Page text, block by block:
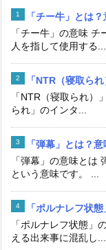
「チー牛」とは
「チー牛」の意味
人を指して使用する...
「NTR（寝取ら
「NTR（寝取られ）
られ」のインタ...
「弾幕」とは？
「弾幕」の意味とは
という意味です。 ...
「ポルナレフ状
「ポルナレフ状態」
える出来事に混乱し...